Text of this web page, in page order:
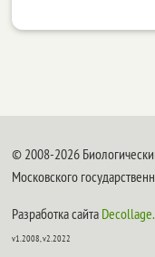
© 2008-2026
Московского
Разработка сайта
v1.2008, v2.2022